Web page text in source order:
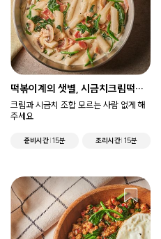
떡볶이계의 샛별, 시금치크림떡볶
이
크림과 시금치 조합 모르는 사람 없게 해
주세요
준비시간 15분 조리시간 15분